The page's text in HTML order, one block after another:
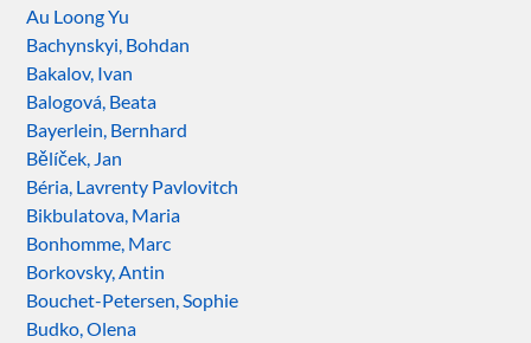
Au Loong Yu
Bachynskyi, Bohdan
Bakalov, Ivan
Balogová, Beata
Bayerlein, Bernhard
Bělíček, Jan
Béria, Lavrenty Pavlovitch
Bikbulatova, Maria
Bonhomme, Marc
Borkovsky, Antin
Bouchet-Petersen, Sophie
Budko, Olena